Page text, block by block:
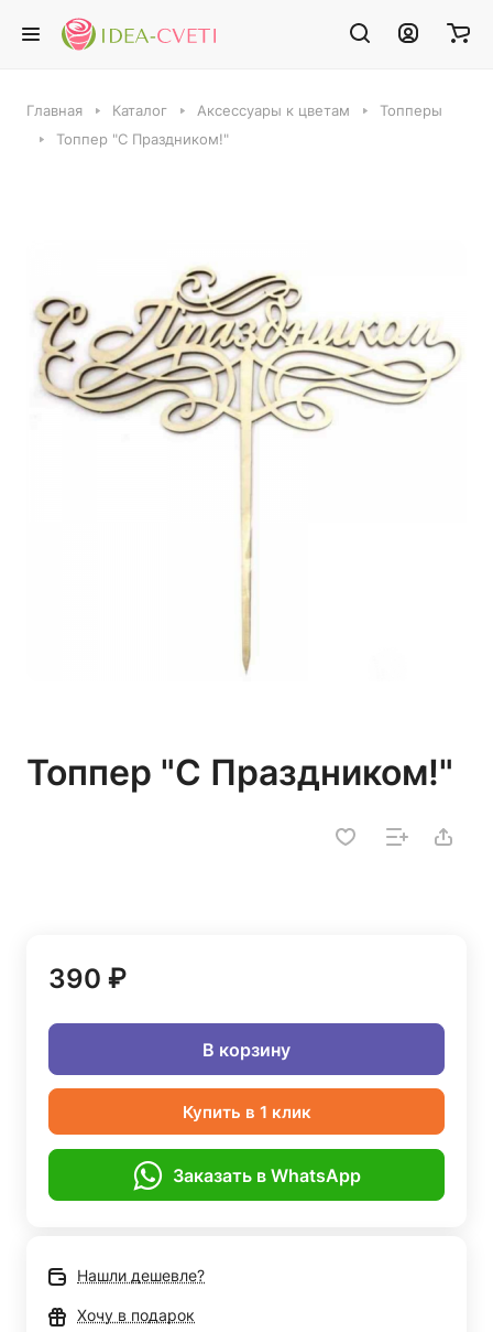
Главная Каталог Аксессуары к цветам
Топперы
Топпер "С Праздником!"
Топпер "С Праздником!"
390 ₽
В корзину
Купить в 1 клик
Заказать в WhatsApp
Нашли дешевле?
Хочу в подарок